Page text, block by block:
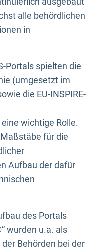
alle behördlichen
in
Portals spielten die
(umgesetzt im
die EU-INSPIRE-
eine wichtige Rolle.
für die
Aufbau der dafür
des Portals
wurden u.a. als
Behörden bei der